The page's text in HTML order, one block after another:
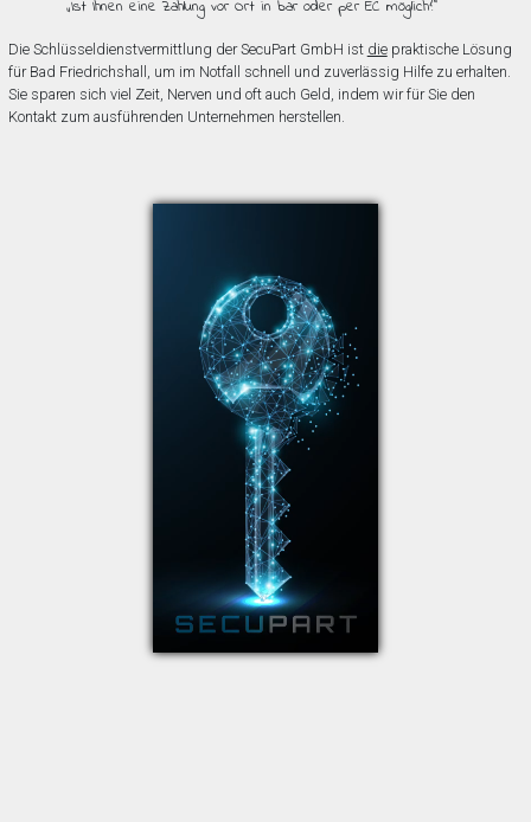
„Ist Ihnen eine Zahlung vor Ort in bar oder per EC möglich?”
Die Schlüsseldienstvermittlung der SecuPart GmbH ist diepraktische Lösung
für Bad Friedrichshall, um im Notfall schnell und zuverlässig Hilfe zu erhalten.
Sie sparen sich viel Zeit, Nerven und oft auch Geld, indem wir für Sie den
Kontakt zum ausführenden Unternehmen herstellen.